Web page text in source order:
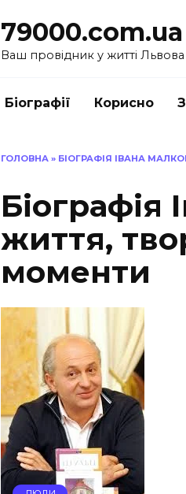
79000.com.ua
Ваш провідник у житті Львова
Біографії Корисно
ГОЛОВНА » БІОГРАФІЯ ІВАНА
Біографія
життя,
моменти